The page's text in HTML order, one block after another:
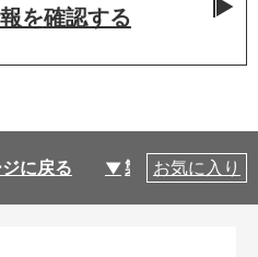
を確認する
に戻る 製品仕様
お気に入り